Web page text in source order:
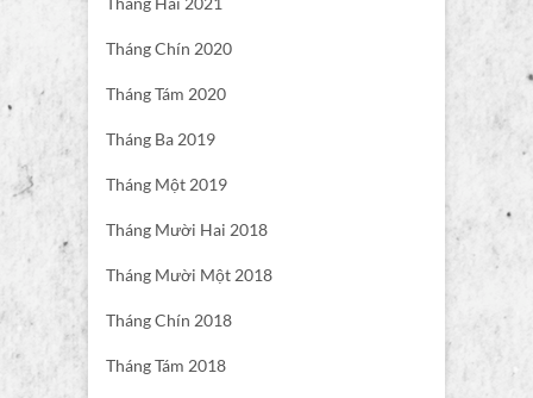
Tháng Chín 2020
Tháng Tám 2020
Tháng Ba 2019
Tháng Một 2019
Tháng Mười Hai 2018
Tháng Mười Một 2018
Tháng Chín 2018
Tháng Tám 2018